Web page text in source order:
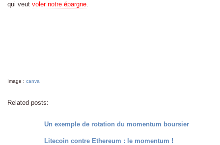
qui veut voler notre épargne.
Image : canva
Related posts:
Un exemple de rotation du momentum boursier
Litecoin contre Ethereum : le momentum !